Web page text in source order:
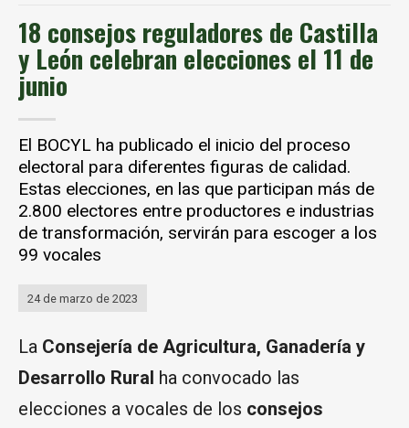
18 consejos reguladores de Castilla
y León celebran elecciones el 11 de
junio
El BOCYL ha publicado el inicio del proceso
electoral para diferentes figuras de calidad.
Estas elecciones, en las que participan más de
2.800 electores entre productores e industrias
de transformación, servirán para escoger a los
99 vocales
24 de marzo de 2023
La Consejería de Agricultura, Ganadería y
Desarrollo Rural ha convocado las
elecciones a vocales de los consejos